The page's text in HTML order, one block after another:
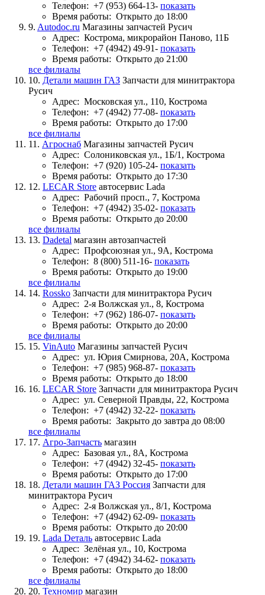
Телефон: +7 (953) 664-13- показать
Время работы: Открыто до 18:00
9. Autodoc.ru Магазины запчастей Русич
Адрес: Кострома, микрорайон Паново, 11Б
Телефон: +7 (4942) 49-91- показать
Время работы: Открыто до 21:00
все филиалы
10. Детали машин ГАЗ Запчасти для минитрактора
Русич
Адрес: Московская ул., 110, Кострома
Телефон: +7 (4942) 77-08- показать
Время работы: Открыто до 17:00
все филиалы
11. Агроснаб Магазины запчастей Русич
Адрес: Солониковская ул., 1Б/1, Кострома
Телефон: +7 (920) 105-24- показать
Время работы: Открыто до 17:30
12. LECAR Store автосервис Lada
Адрес: Рабочий просп., 7, Кострома
Телефон: +7 (4942) 35-02- показать
Время работы: Открыто до 20:00
все филиалы
13. Dadetal магазин автозапчастей
Адрес: Профсоюзная ул., 9А, Кострома
Телефон: 8 (800) 511-16- показать
Время работы: Открыто до 19:00
все филиалы
14. Rossko Запчасти для минитрактора Русич
Адрес: 2-я Волжская ул., 8, Кострома
Телефон: +7 (962) 186-07- показать
Время работы: Открыто до 20:00
все филиалы
15. VinAuto Магазины запчастей Русич
Адрес: ул. Юрия Смирнова, 20А, Кострома
Телефон: +7 (985) 968-87- показать
Время работы: Открыто до 18:00
16. LECAR Store Запчасти для минитрактора Русич
Адрес: ул. Северной Правды, 22, Кострома
Телефон: +7 (4942) 32-22- показать
Время работы: Закрыто до завтра до 08:00
все филиалы
17. Агро-Запчасть магазин
Адрес: Базовая ул., 8А, Кострома
Телефон: +7 (4942) 32-45- показать
Время работы: Открыто до 17:00
18. Детали машин ГАЗ Россия Запчасти для
минитрактора Русич
Адрес: 2-я Волжская ул., 8/1, Кострома
Телефон: +7 (4942) 62-09- показать
Время работы: Открыто до 20:00
19. Lada Dеталь автосервис Lada
Адрес: Зелёная ул., 10, Кострома
Телефон: +7 (4942) 34-62- показать
Время работы: Открыто до 18:00
все филиалы
20. Техномир магазин